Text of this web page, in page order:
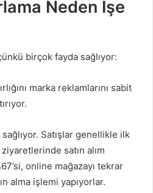
Neden İşe
birçok fayda sağlıyor:
marka reklamlarını sabit
Satışlar genellikle ilk
satın alım
online mağazayı tekrar
alma işlemi yapıyorlar.